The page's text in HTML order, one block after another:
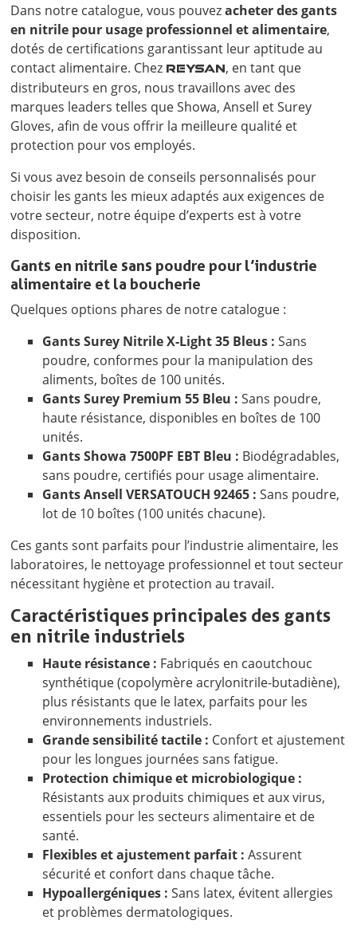
Dans notre catalogue, vous pouvezacheter des gants
en nitrile pour usage professionnel et alimentaire,
dotés de certifications garantissant leur aptitude au
contact alimentaire. Chez REYSAN, en tant que
distributeurs en gros, nous travaillons avec des
marques leaders telles que Showa, Ansell et Surey
Gloves, afin de vous offrir la meilleure qualité et
protection pour vos employés.
Si vous avez besoin de conseils personnalisés pour
choisir les gants les mieux adaptés aux exigences de
votre secteur, notre équipe d’experts est à votre
disposition.
Gants en nitrile sans poudre pour l’industrie
alimentaire et la boucherie
Quelques options phares de notre catalogue :
Gants Surey Nitrile X-Light 35 Bleus : Sans
poudre, conformes pour la manipulation des
aliments, boîtes de 100 unités.
Gants Surey Premium 55 Bleu : Sans poudre,
haute résistance, disponibles en boîtes de 100
unités.
Gants Showa 7500PF EBT Bleu : Biodégradables,
sans poudre, certifiés pour usage alimentaire.
Gants Ansell VERSATOUCH 92465 : Sans poudre,
lot de 10 boîtes (100 unités chacune).
Ces gants sont parfaits pour l’industrie alimentaire, les
laboratoires, le nettoyage professionnel et tout secteur
nécessitant hygiène et protection au travail.
Caractéristiques principales des gants
en nitrile industriels
Haute résistance : Fabriqués en caoutchouc
synthétique (copolymère acrylonitrile-butadiène),
plus résistants que le latex, parfaits pour les
environnements industriels.
Grande sensibilité tactile : Confort et ajustement
pour les longues journées sans fatigue.
Protection chimique et microbiologique :
Résistants aux produits chimiques et aux virus,
essentiels pour les secteurs alimentaire et de
santé.
Flexibles et ajustement parfait : Assurent
sécurité et confort dans chaque tâche.
Hypoallergéniques : Sans latex, évitent allergies
et problèmes dermatologiques.